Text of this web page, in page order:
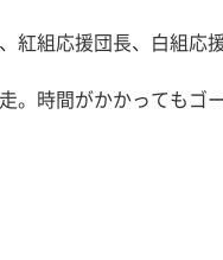
紅組応援団長、白組応
。時間がかかってもゴ